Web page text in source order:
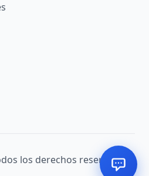
los derechos reservados.